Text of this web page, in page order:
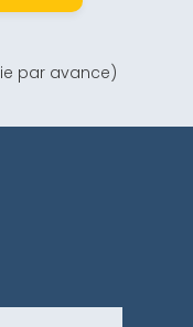
par avance)